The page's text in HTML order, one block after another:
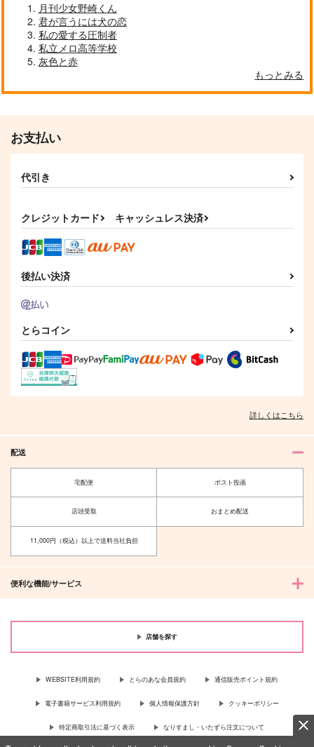
月刊少女野崎くん
君が言うには犬の恋
私の愛する圧制者
私立メロ高等学校
灰色と赤
もっとみる
お支払い
代引き
クレジットカード キャッシュレス決済
後払い決済
とらコイン
詳しくはこちら
配送
宅配便 ポスト投函
店頭受取 おまとめ配送
11,000円（税込）以上で送料当社負担
便利な機能/サービス
店舗を探す
WEBSITE利用規約 とらのあな会員規約 通信販売ポイント規約
電子書籍サービス利用規約 個人情報保護方針 クッキーポリシー
特定商取引法に基づく表示 なりすまし・いたずら注文について